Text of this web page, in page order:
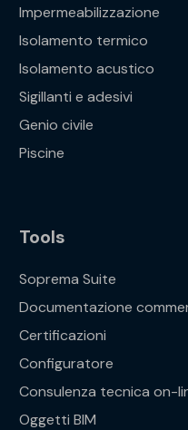
Impermeabilizzazione
Isolamento termico
Isolamento acustico
Sigillanti e adesivi
Genio civile
Piscine
Tools
Soprema Suite
Documentazione
Certificazioni
Configuratore
Consulenza tecnica on-
Oggetti BIM